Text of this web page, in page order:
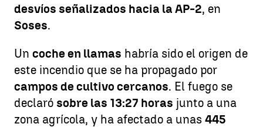
desvíos señalizados hacia la AP-2, en
Soses.
Un coche en llamas habría sido el origen de
este incendio que se ha propagado por
campos de cultivo cercanos. El fuego se
declaró sobre las 13:27 horas junto a una
zona agrícola, y ha afectado a unas 445